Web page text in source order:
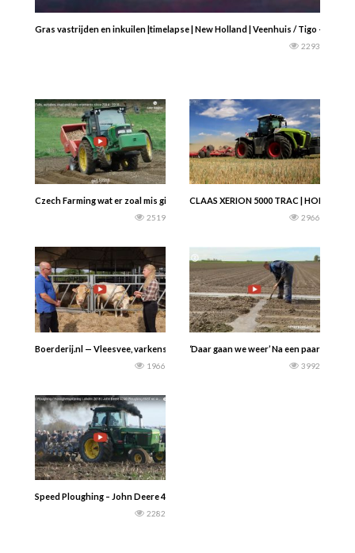
Gras vastrijden en inkuilen |timelapse | New Holland | Veenhuis / Tigo —
2293
Czech Farming wat er zoal mis ging de afgelopen jaren………
2519
CLAAS XERION 5000 TRAC | HORSCH
2966
Boerderij.nl — Vleesvee, varkens, geiten en schapen die samen in een ronde
1966
‘Daar gaan we weer’ Na een paar
3992
Speed Ploughing – John Deere 4240 — Laholm 2018
2282